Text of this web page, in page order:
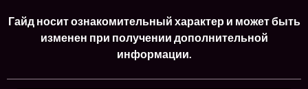
Гайд носит ознакомительный характер и может быть
изменен при получении дополнительной
информации.